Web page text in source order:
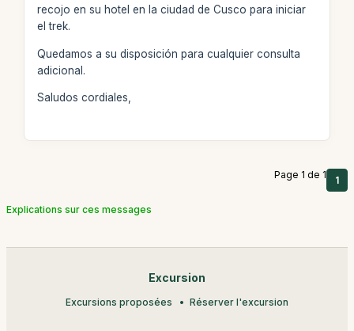
recojo en su hotel en la ciudad de Cusco para iniciar
el trek.
Quedamos a su disposición para cualquier consulta
adicional.
Saludos cordiales,
Page 1 de 1 1
Explications sur ces messages
Excursion
Excursions proposées Réserver l'excursion